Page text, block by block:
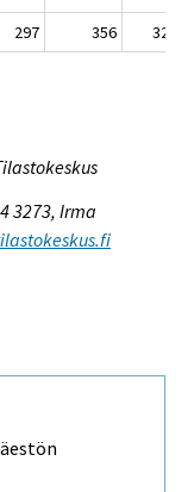
297 356 328
3273, Irma